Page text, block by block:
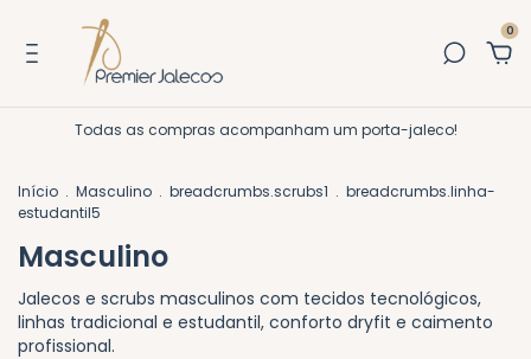
0
Todas as compras acompanham um porta-jaleco!
Início . Masculino . breadcrumbs.scrubs1 . breadcrumbs.linha-
estudantil5
Masculino
Jalecos e scrubs masculinos com tecidos tecnológicos,
linhas tradicional e estudantil, conforto dryfit e caimento
profissional.